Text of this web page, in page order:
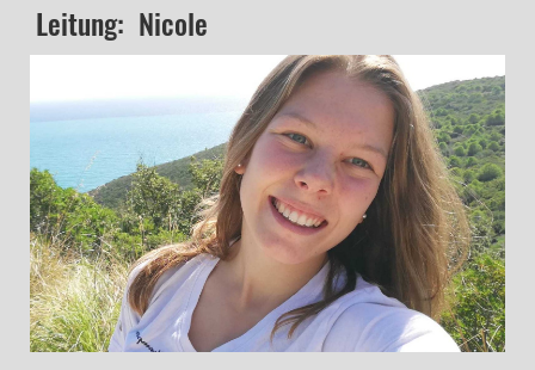
Leitung: Nicole